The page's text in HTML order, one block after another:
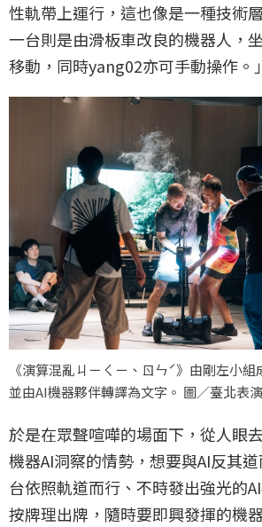
性軌帶上運行，這也像是一種技術
一台則是由滑板車改良的機器人，
移動，同時yang02亦可手動操作。」
《演算混亂ㄐㄧㄑㄧ、ㄖㄣˊ》由剛左小組
並由AI機器夥伴轉譯為文字。 圖／臺北表
於是在眾聲喧嘩的場面下，從人眼
機器AI洞察的情勢，想要與AI反其
台依照軌道而行、不時發出強光的
按牌理出牌，隨時要即興發揮的機